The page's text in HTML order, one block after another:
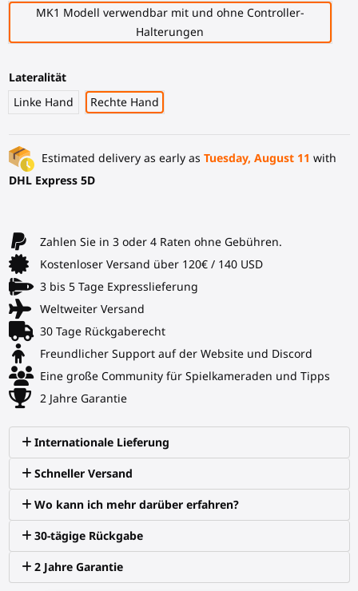
MK1 Modell verwendbar mit und ohne Controller-
Halterungen
Lateralität
Linke Hand
Rechte Hand
Estimated delivery as early as Tuesday, August 11 with
DHL Express 5D
Zahlen Sie in 3 oder 4 Raten ohne Gebühren.
Kostenloser Versand über 120€ / 140 USD
3 bis 5 Tage Expresslieferung
Weltweiter Versand
30 Tage Rückgaberecht
Freundlicher Support auf der Website und Discord
Eine große Community für Spielkameraden und Tipps
2 Jahre Garantie
Internationale Lieferung
Schneller Versand
Wo kann ich mehr darüber erfahren?
30-tägige Rückgabe
2 Jahre Garantie